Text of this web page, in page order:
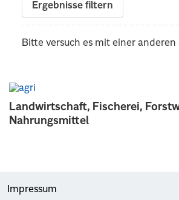
Landwirtschaft, Fischerei,
Nahrungsmittel
Ergebnisse filtern
Bitte versuch es mit einer anderen
Impressum